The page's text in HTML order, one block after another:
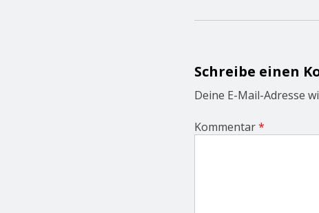
a
g
a
t
n
Schreibe einen
Deine E-Mail-Adresse
Kommentar*